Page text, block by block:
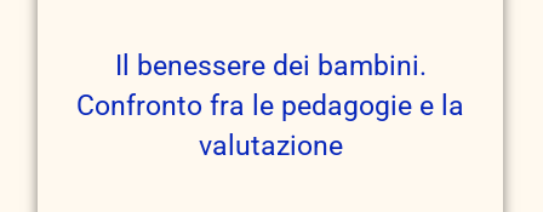
Il benessere dei bambini.
Confronto fra le pedagogie e la
valutazione